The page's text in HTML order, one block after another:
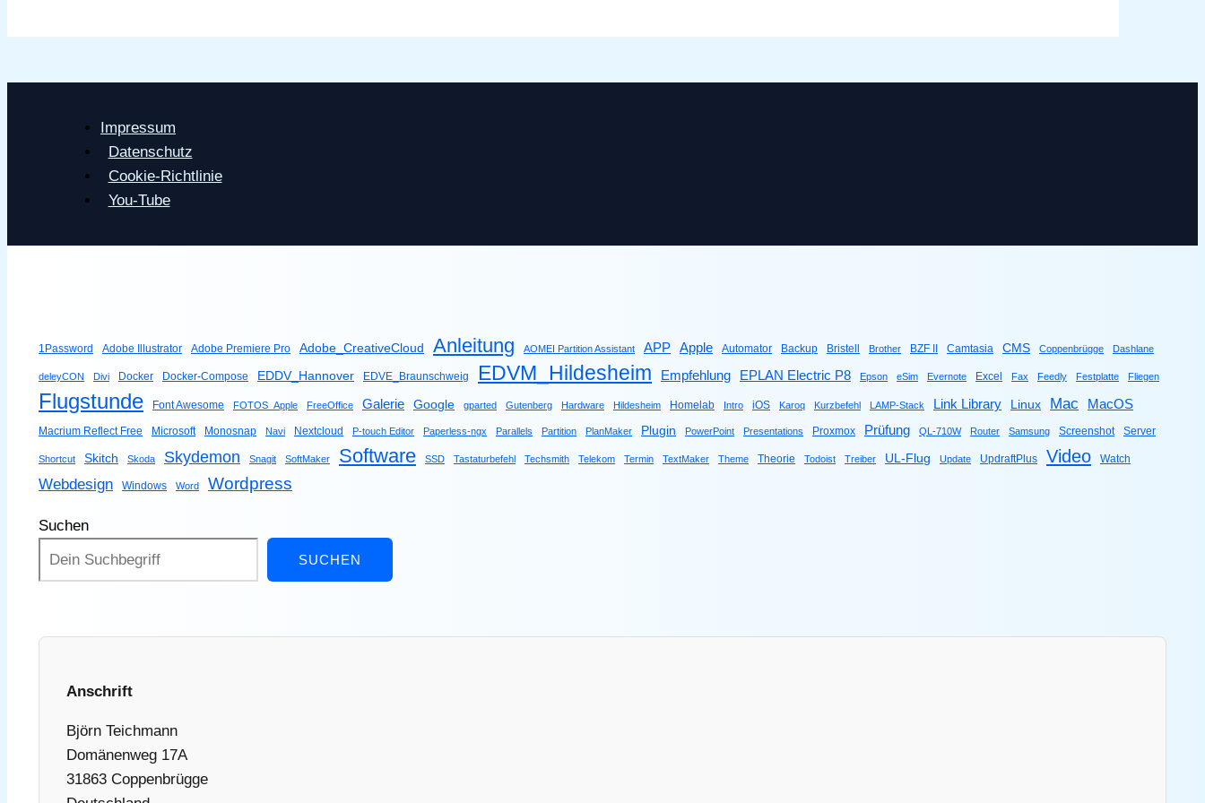
Impressum
Datenschutz
Cookie-Richtlinie
You-Tube
1Password Adobe Illustrator Adobe Premiere Pro Adobe_CreativeCloud Anleitung AOMEI Partition Assistant APP Apple Automator Backup Bristell Brother BZF II Camtasia CMS Coppenbrügge Dashlane
deleyCON Divi Docker Docker-Compose EDDV_Hannover EDVE_Braunschweig EDVM_Hildesheim Empfehlung EPLAN Electric P8 Epson eSim Evernote Excel Fax Feedly Festplatte Fliegen
Flugstunde Font Awesome FOTOS_Apple FreeOffice Galerie Google gparted Gutenberg Hardware Hildesheim Homelab Intro iOS Karoq Kurzbefehl LAMP-Stack Link Library Linux Mac MacOS
Macrium Reflect Free Microsoft Monosnap Navi Nextcloud P-touch Editor Paperless-ngx Parallels Partition PlanMaker Plugin PowerPoint Presentations Proxmox Prüfung QL-710W Router Samsung Screenshot Server
Shortcut Skitch Skoda Skydemon Snagit SoftMaker Software SSD Tastaturbefehl Techsmith Telekom Termin TextMaker Theme Theorie Todoist Treiber UL-Flug Update UpdraftPlus Video Watch
Webdesign Windows Word Wordpress
Suchen
SUCHEN
Anschrift
Björn Teichmann
Domänenweg 17A
31863 Coppenbrügge